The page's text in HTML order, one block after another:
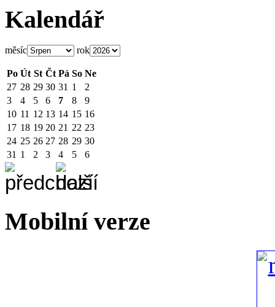
Kalendář
měsíc rok
Po Út St Čt Pá So Ne
27 28 29 30 31 1
2
3
4 5 6 7 8
9
10 11 12 13 14 15 16
17 18 19 20 21 22 23
24 25 26 27 28 29 30
31 1 2 3 4 5 6
Mobilní verze